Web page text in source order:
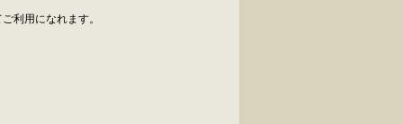
利用になれます。